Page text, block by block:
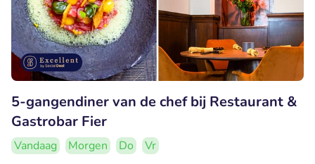
5-gangendiner van de chef bij Restaurant &
Gastrobar Fier
Vandaag Morgen Do
Vr